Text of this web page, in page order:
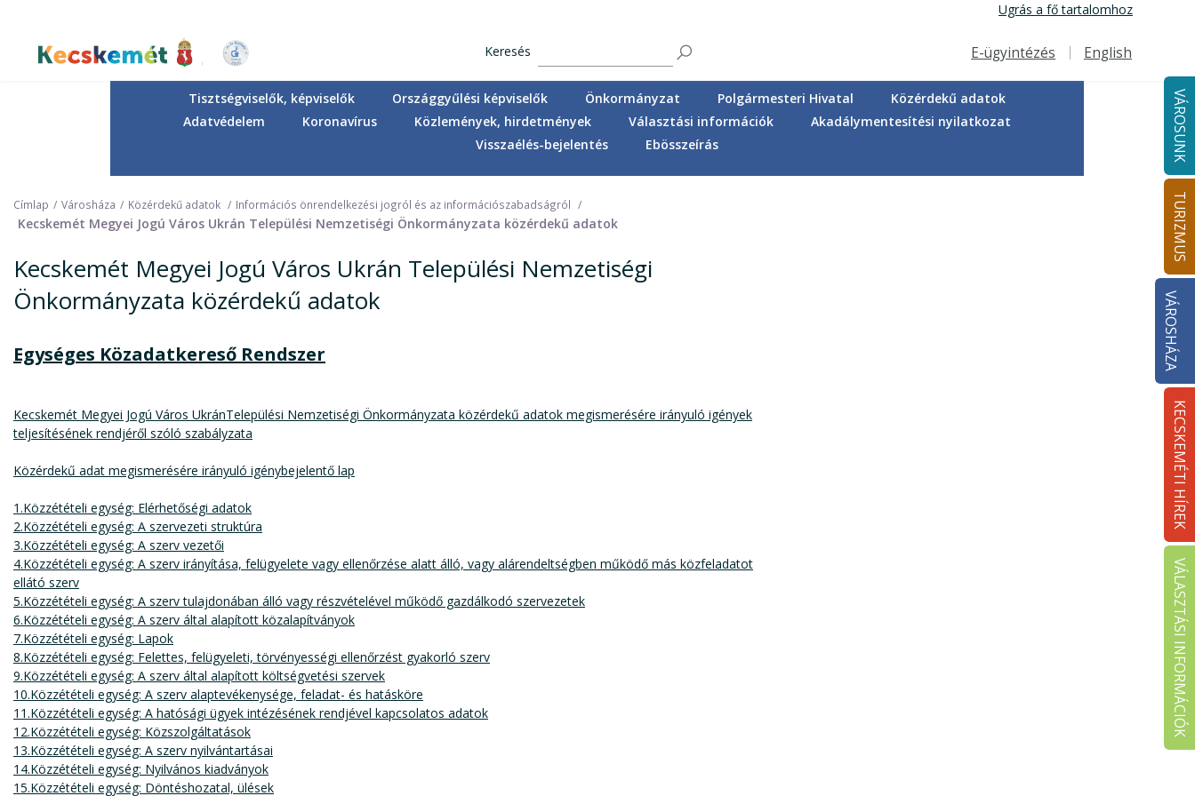
tartalomra
Ugrás a fő tartalomhoz
Kecskemét Város Honlapja
Keresés
Felső navigáció
E-ügyintézés English
VÁROSUNK
TURIZMUS
VÁROSHÁZA
KECSKEMÉTI HÍREK
VÁLASZTÁSI INFORMÁCIÓK
Tisztségviselők, képviselők Országgyűlési képviselők Önkormányzat Polgármesteri Hivatal
Közérdekű adatok
Adatvédelem
Koronavírus Közlemények, hirdetmények Választási információk
Akadálymentesítési nyilatkozat
Visszaélés-bejelentés
Ebösszeírás
Címlap Városháza Közérdekű adatok Információs önrendelkezési jogról és az információszabadságról
Kecskemét Megyei Jogú Város Ukrán Települési Nemzetiségi Önkormányzata közérdekű adatok
Kecskemét Megyei Jogú Város Ukrán Települési Nemzetiségi
Önkormányzata közérdekű adatok
Egységes Közadatkereső Rendszer
Kecskemét Megyei Jogú Város UkránTelepülési Nemzetiségi Önkormányzata közérdekű adatok megismerésére irányuló igények
teljesítésének rendjéről szóló szabályzata
Közérdekű adat megismerésére irányuló igénybejelentő lap
1.Közzétételi egység: Elérhetőségi adatok
2.Közzétételi egység: A szervezeti struktúra
3.Közzétételi egység: A szerv vezetői
4.Közzétételi egység: A szerv irányítása, felügyelete vagy ellenőrzése alatt álló, vagy alárendeltségben működő más közfeladatot
ellátó szerv
5.Közzétételi egység: A szerv tulajdonában álló vagy részvételével működő gazdálkodó szervezetek
6.Közzétételi egység: A szerv által alapított közalapítványok
7.Közzétételi egység: Lapok
8.Közzétételi egység: Felettes, felügyeleti, törvényességi ellenőrzést gyakorló szerv
9.Közzétételi egység: A szerv által alapított költségvetési szervek
10.Közzétételi egység: A szerv alaptevékenysége, feladat- és hatásköre
11.Közzétételi egység: A hatósági ügyek intézésének rendjével kapcsolatos adatok
12.Közzétételi egység: Közszolgáltatások
13.Közzétételi egység: A szerv nyilvántartásai
14.Közzétételi egység: Nyilvános kiadványok
15.Közzétételi egység: Döntéshozatal, ülések